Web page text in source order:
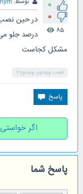
0
0
85
visibility
درصد جلو
مشکل کجاست
نصب ویندوز، ویندوز10
اگر
پاسخ شما